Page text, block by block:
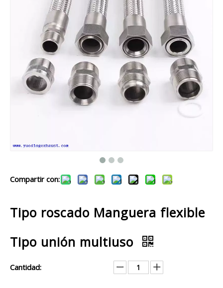
Compartir con:
Tipo roscado Manguera flexible
Tipo unión multiuso
Cantidad: